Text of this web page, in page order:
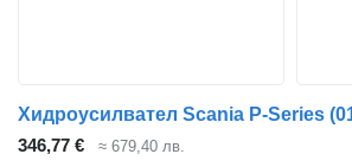
346,77 € ≈ 679,40 лв.